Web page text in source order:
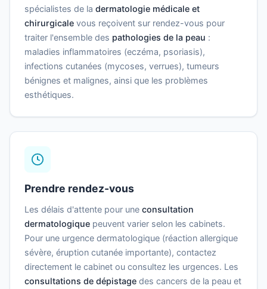
spécialistes de la dermatologie médicale et
chirurgicale vous reçoivent sur rendez-vous pour
traiter l'ensemble des pathologies de la peau :
maladies inflammatoires (eczéma, psoriasis),
infections cutanées (mycoses, verrues), tumeurs
bénignes et malignes, ainsi que les problèmes
esthétiques.
Prendre rendez-vous
Les délais d'attente pour une consultation
dermatologique peuvent varier selon les cabinets.
Pour une urgence dermatologique (réaction allergique
sévère, éruption cutanée importante), contactez
directement le cabinet ou consultez les urgences. Les
consultations de dépistage des cancers de la peau et